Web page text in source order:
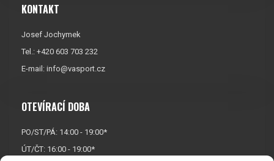
KONTAKT
Josef Jochymek
Tel.: +420 603 703 232
E-mail: info@vasport.cz
OTEVÍRACÍ DOBA
PO/ST/PÁ: 14:00 - 19:00*
ÚT/ČT: 16:00 - 19:00*